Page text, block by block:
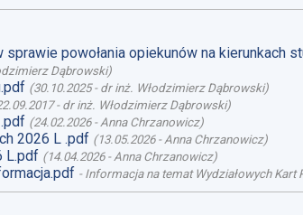
powołania opiekunów na kierunkach
Dąbrowski)
(30.10.2025- dr inż. Włodzimierz Dąbrowski)
- dr inż. Włodzimierz Dąbrowski)
(24.02.2026-Anna Chrzanowicz)
2026 L .pdf (13.05.2026-Anna Chrzanowicz)
L.pdf (14.04.2026-Anna Chrzanowicz)
- Informacja na temat Wydziałowych Kart